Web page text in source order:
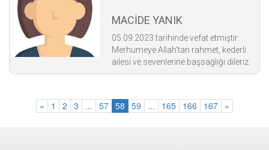
MACİDE YANIK
05.09.2023 tarihinde vefat etmiştir.
Merhumeye Allah'tan rahmet, kederli
ailesi ve sevenlerine başsağlığı dileriz.
« 1 2 3 ... 57 58 59 ... 165 166 167 »